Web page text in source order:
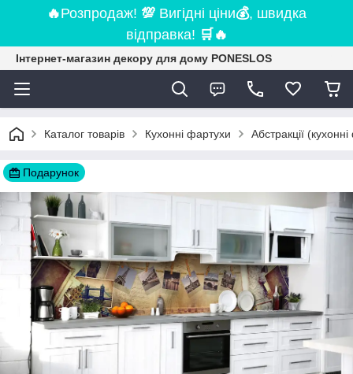
🔥Розпродаж! 💯 Вигідні ціни💰, швидка
відправка! 🛒 🔥
Інтернет-магазин декору для дому PONESLOS
Каталог товарів Кухонні фартухи Абстракції
Подарунок